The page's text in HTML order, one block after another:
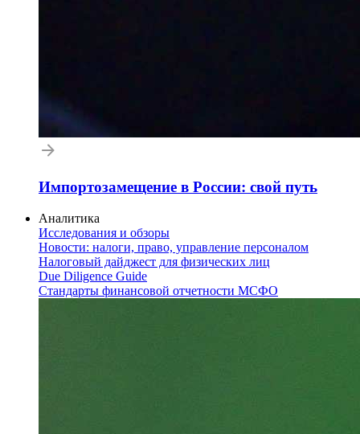
Импортозамещение в России: свой путь
Аналитика
Исследования и обзоры
Новости: налоги, право, управление персоналом
Налоговый дайджест для физических лиц
Due Diligence Guide
Стандарты финансовой отчетности МСФО